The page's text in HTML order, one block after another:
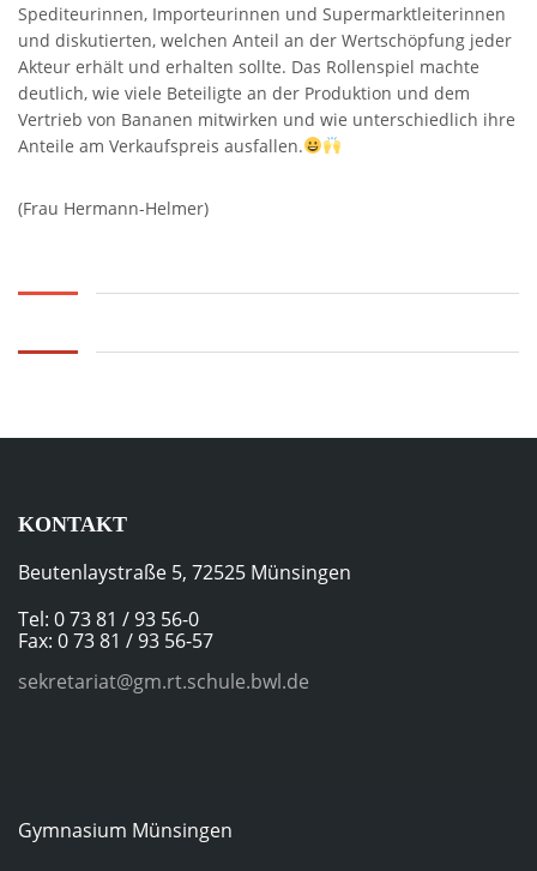
Spediteurinnen, Importeurinnen und Supermarktleiterinnen
und diskutierten, welchen Anteil an der Wertschöpfung jeder
Akteur erhält und erhalten sollte. Das Rollenspiel machte
deutlich, wie viele Beteiligte an der Produktion und dem
Vertrieb von Bananen mitwirken und wie unterschiedlich ihre
Anteile am Verkaufspreis ausfallen.
(Frau Hermann-Helmer)
KONTAKT
Beutenlaystraße 5, 72525 Münsingen
Tel: 0 73 81 / 93 56-0
Fax: 0 73 81 / 93 56-57
sekretariat@gm.rt.schule.bwl.de
Gymnasium Münsingen